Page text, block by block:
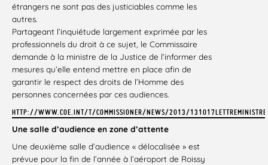
étrangers ne sont pas des justiciables comme les
autres.
Partageant l’inquiétude largement exprimée par les
professionnels du droit à ce sujet, le Commissaire
demande à la ministre de la Justice de l’informer des
mesures qu’elle entend mettre en place afin de
garantir le respect des droits de l’Homme des
personnes concernées par ces audiences.
HTTP://WWW.COE.INT/T/COMMISSIONER/NEWS/2013/
Une salle d’audience en zone d’attente
Une deuxième salle d’audience « délocalisée » est
prévue pour la fin de l’année à l’aéroport de Roissy